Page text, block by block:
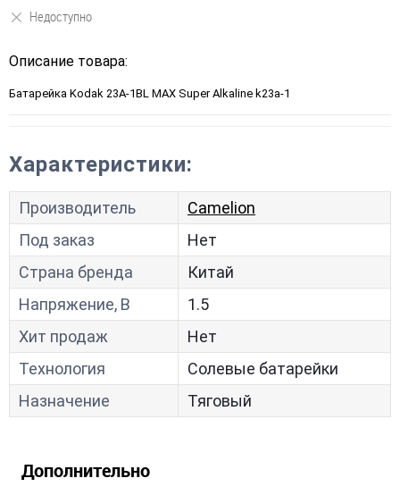
Недоступно
Описание товара:
Батарейка Kodak 23A-1BL MAX Super Alkaline k23a-1
Характеристики:
Производитель
Camelion
Под заказ
Нет
Страна бренда
Китай
Напряжение, В
1.5
Хит продаж
Нет
Технология
Солевые батарейки
Назначение
Тяговый
Дополнительно